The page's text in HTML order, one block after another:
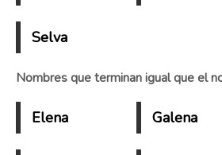
Selva
Nombres que terminan igual que el
Elena Galena